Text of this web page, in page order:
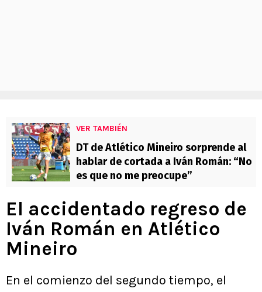
VER TAMBIÉN
DT de Atlético Mineiro sorprende al
hablar de cortada a Iván Román: “No
es que no me preocupe”
El accidentado regreso de
Iván Román en Atlético
Mineiro
En el comienzo del segundo tiempo, el